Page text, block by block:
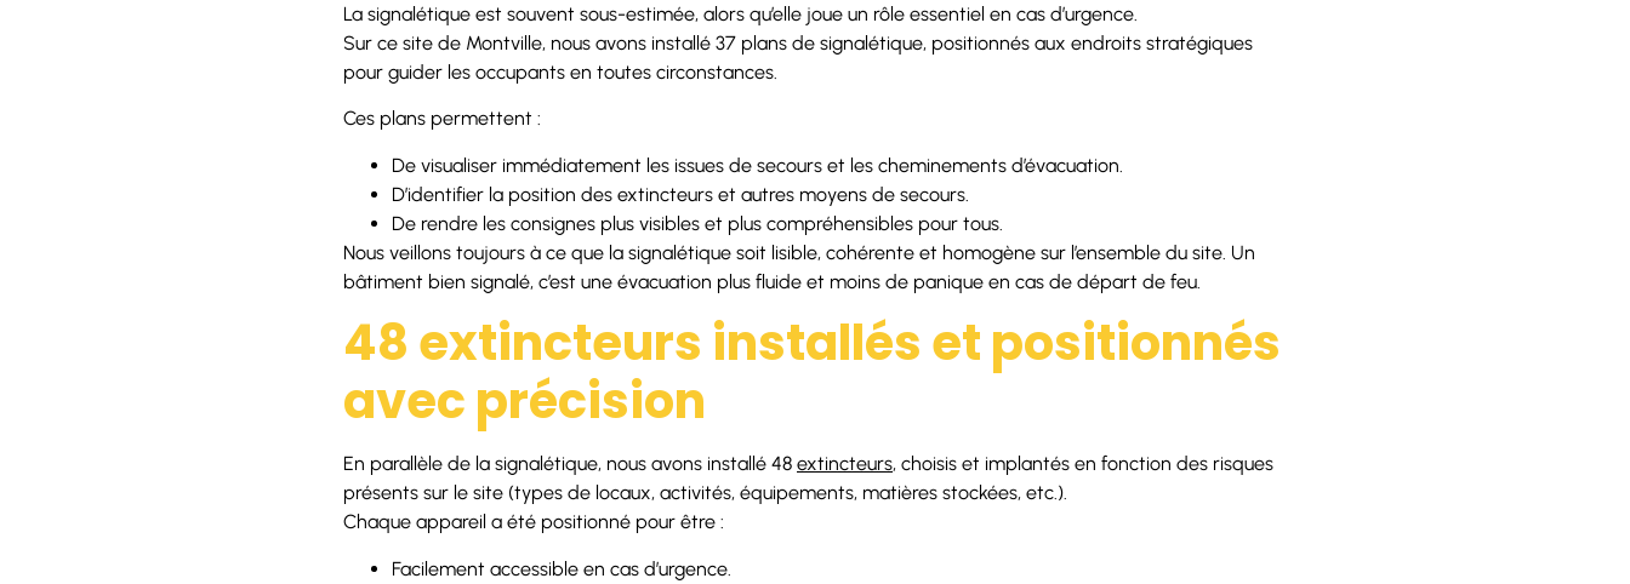
La signalétique est souvent sous-estimée, alors qu’elle joue un rôle essentiel en cas d’urgence.
Sur ce site de Montville, nous avons installé 37 plans de signalétique, positionnés aux endroits stratégiques
pour guider les occupants en toutes circonstances.
Ces plans permettent :
De visualiser immédiatement les issues de secours et les cheminements d’évacuation.
D’identifier la position des extincteurs et autres moyens de secours.
De rendre les consignes plus visibles et plus compréhensibles pour tous.
Nous veillons toujours à ce que la signalétique soit lisible, cohérente et homogène sur l’ensemble du site. Un
bâtiment bien signalé, c’est une évacuation plus fluide et moins de panique en cas de départ de feu.
48 extincteurs installés et positionnés
avec précision
En parallèle de la signalétique, nous avons installé 48 extincteurs, choisis et implantés en fonction des risques
présents sur le site (types de locaux, activités, équipements, matières stockées, etc.).
Chaque appareil a été positionné pour être :
Facilement accessible en cas d’urgence.